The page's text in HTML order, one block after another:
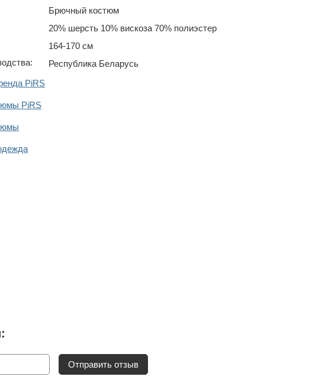
Брючный костюм
20% шерсть 10% вискоза 70% полиэстер
164-170 см
Республика Беларусь
PiRS
PiRS
Отправить отзыв